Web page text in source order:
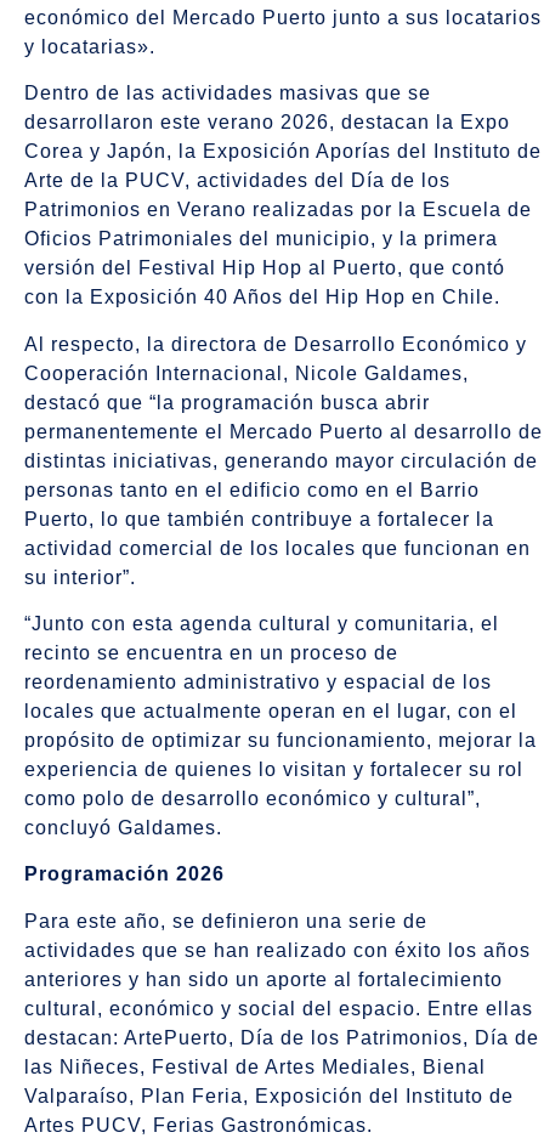
económico del Mercado Puerto junto a sus locatarios
y locatarias».
Dentro de las actividades masivas que se
desarrollaron este verano 2026, destacan la Expo
Corea y Japón, la Exposición Aporías del Instituto de
Arte de la PUCV, actividades del Día de los
Patrimonios en Verano realizadas por la Escuela de
Oficios Patrimoniales del municipio, y la primera
versión del Festival Hip Hop al Puerto, que contó
con la Exposición 40 Años del Hip Hop en Chile.
Al respecto, la directora de Desarrollo Económico y
Cooperación Internacional, Nicole Galdames,
destacó que “la programación busca abrir
permanentemente el Mercado Puerto al desarrollo de
distintas iniciativas, generando mayor circulación de
personas tanto en el edificio como en el Barrio
Puerto, lo que también contribuye a fortalecer la
actividad comercial de los locales que funcionan en
su interior”.
“Junto con esta agenda cultural y comunitaria, el
recinto se encuentra en un proceso de
reordenamiento administrativo y espacial de los
locales que actualmente operan en el lugar, con el
propósito de optimizar su funcionamiento, mejorar la
experiencia de quienes lo visitan y fortalecer su rol
como polo de desarrollo económico y cultural”,
concluyó Galdames.
Programación 2026
Para este año, se definieron una serie de
actividades que se han realizado con éxito los años
anteriores y han sido un aporte al fortalecimiento
cultural, económico y social del espacio. Entre ellas
destacan: ArtePuerto, Día de los Patrimonios, Día de
las Niñeces, Festival de Artes Mediales, Bienal
Valparaíso, Plan Feria, Exposición del Instituto de
Artes PUCV, Ferias Gastronómicas.